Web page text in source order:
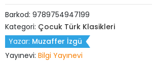
Barkod: 9789754947199
Kategori: Çocuk Türk Klasikleri
Yazar: Muzaffer İzgü
Yayınevi: Bilgi Yayınevi